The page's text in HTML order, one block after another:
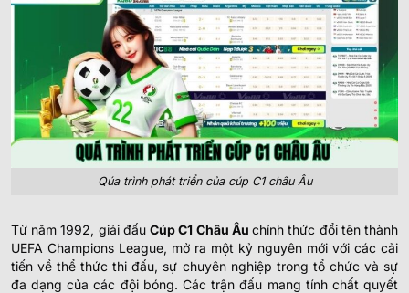
Qúa trình phát triển của cúp C1 châu Âu
Từ năm 1992, giải đấuCúp C1 Châu Âuchính thức đổi tên thành
UEFA Champions League, mở ra một kỷ nguyên mới với các cải
tiến về thể thức thi đấu, sự chuyên nghiệp trong tổ chức và sự
đa dạng của các đội bóng. Các trận đấu mang tính chất quyết